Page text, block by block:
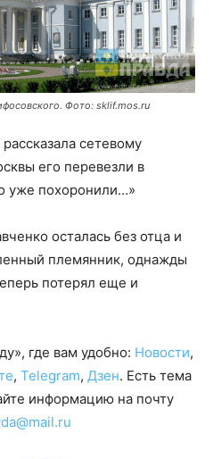
Фото: sklif.mos.ru
сетевому
его перевезли в
уже похоронили…»
осталась без отца и
племянник, однажды
потерял еще и
где вам удобно: Новости,
, Telegram, Дзен. Есть тема
информацию на почту